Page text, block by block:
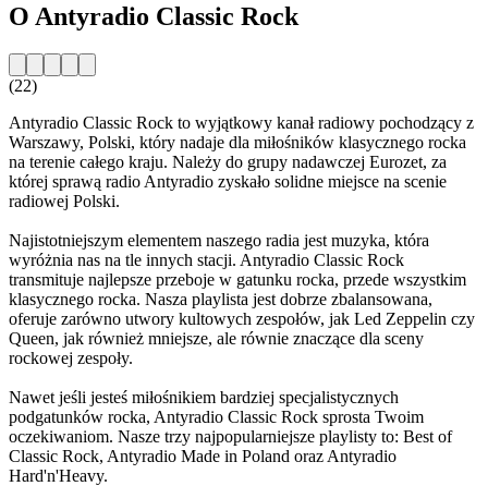
O Antyradio Classic Rock
(22)
Antyradio Classic Rock to wyjątkowy kanał radiowy pochodzący z
Warszawy, Polski, który nadaje dla miłośników klasycznego rocka
na terenie całego kraju. Należy do grupy nadawczej Eurozet, za
której sprawą radio Antyradio zyskało solidne miejsce na scenie
radiowej Polski.
Najistotniejszym elementem naszego radia jest muzyka, która
wyróżnia nas na tle innych stacji. Antyradio Classic Rock
transmituje najlepsze przeboje w gatunku rocka, przede wszystkim
klasycznego rocka. Nasza playlista jest dobrze zbalansowana,
oferuje zarówno utwory kultowych zespołów, jak Led Zeppelin czy
Queen, jak również mniejsze, ale równie znaczące dla sceny
rockowej zespoły.
Nawet jeśli jesteś miłośnikiem bardziej specjalistycznych
podgatunków rocka, Antyradio Classic Rock sprosta Twoim
oczekiwaniom. Nasze trzy najpopularniejsze playlisty to: Best of
Classic Rock, Antyradio Made in Poland oraz Antyradio
Hard'n'Heavy.